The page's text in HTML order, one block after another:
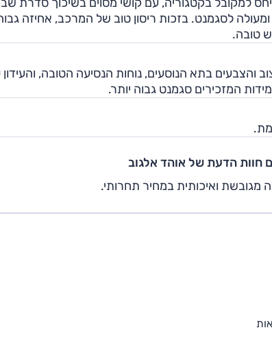
טובה.
המזכירים סגמנט גבוה יותר.
חוות הדעת של אוהד אלגוב
מגובשת ואיכותית במחיר תחרותי.